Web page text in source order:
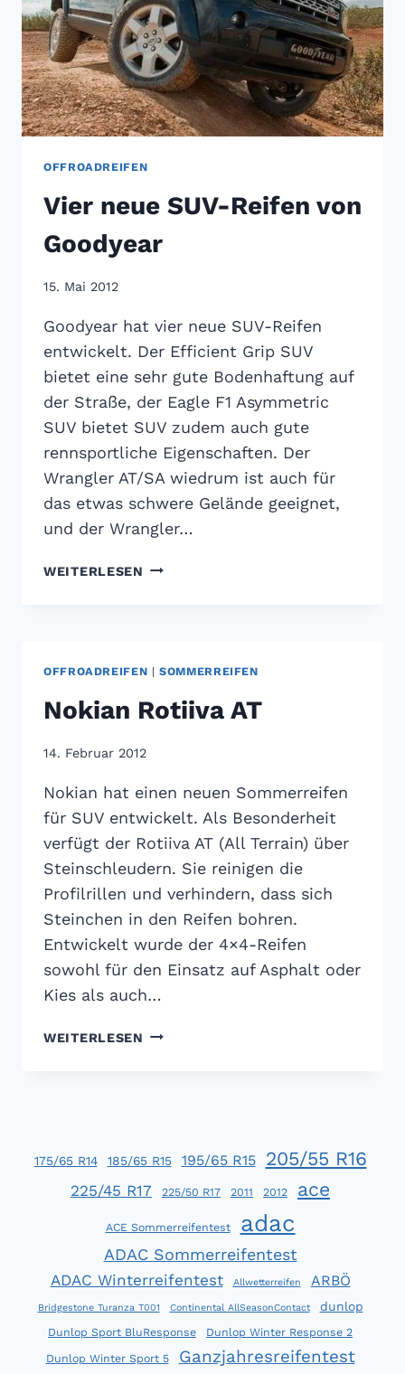
OFFROADREIFEN
Vier neue SUV-Reifen von
Goodyear
15. Mai 2012
Goodyear hat vier neue SUV-Reifen
entwickelt. Der Efficient Grip SUV
bietet eine sehr gute Bodenhaftung auf
der Straße, der Eagle F1 Asymmetric
SUV bietet SUV zudem auch gute
rennsportliche Eigenschaften. Der
Wrangler AT/SA wiedrum ist auch für
das etwas schwere Gelände geeignet,
und der Wrangler…
WEITERLESEN VIER
GOODYEAR
OFFROADREIFEN |SOMMERREIFEN
Nokian Rotiiva AT
14. Februar 2012
Nokian hat einen neuen Sommerreifen
für SUV entwickelt. Als Besonderheit
verfügt der Rotiiva AT (All Terrain) über
Steinschleudern. Sie reinigen die
Profilrillen und verhindern, dass sich
Steinchen in den Reifen bohren.
Entwickelt wurde der 4×4-Reifen
sowohl für den Einsatz auf Asphalt oder
Kies als auch…
WEITERLESEN NOKIAN
175/65 R14 185/65 R15 195/65 R15 205/55 R16
225/45 R17 225/50 R17 2011 2012 ace
ACE Sommerreifentest adac
ADAC Sommerreifentest
ADAC Winterreifentest Allwetterreifen ARBÖ
Bridgestone Turanza T001 Continental AllSeasonContact dunlop
Dunlop Sport BluResponse
Dunlop Winter Response 2
Dunlop Winter Sport 5
Ganzjahresreifentest